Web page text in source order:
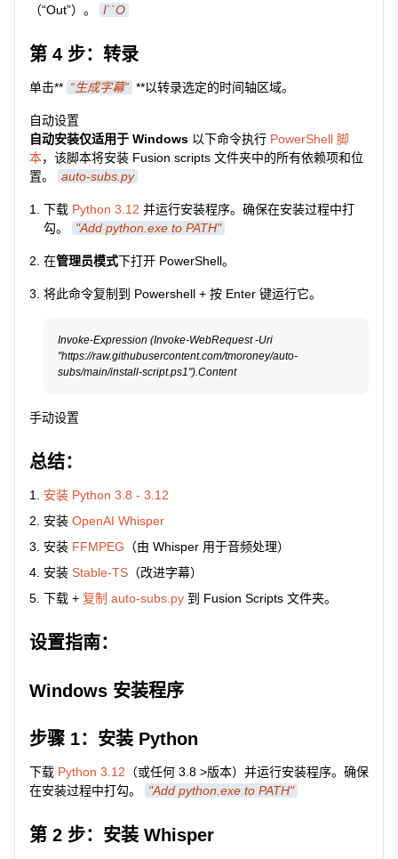
（“Out”）。
I``O
第 4 步：转录
单击** “生成字幕” **以转录选定的时间轴区域。
自动设置
自动安装仅适用于 Windows 以下命令执行 PowerShell 脚
本，该脚本将安装 Fusion scripts 文件夹中的所有依赖项和位
置。
auto-subs.py
下载 Python 3.12 并运行安装程序。确保在安装过程中打
勾。
"Add python.exe to PATH"
在管理员模式下打开 PowerShell。
将此命令复制到 Powershell + 按 Enter 键运行它。
Invoke-Expression (Invoke-WebRequest -Uri
"https://raw.githubusercontent.com/tmoroney/auto-
手动设置
总结：
安装 Python 3.8 - 3.12
安装 OpenAI Whisper
安装 FFMPEG （由 Whisper 用于音频处理）
安装 Stable-TS （改进字幕）
下载 + 复制 auto-subs.py 到 Fusion Scripts 文件夹。
设置指南：
Windows 安装程序
步骤 1：安装 Python
下载 Python 3.12 （或任何 3.8 >版本）并运行安装程序。确保
在安装过程中打勾。
"Add python.exe to PATH"
第 2 步：安装 Whisper